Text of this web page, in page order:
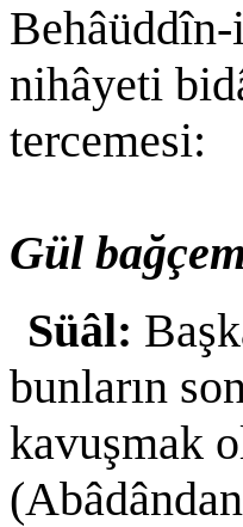
nihâyeti
tercemesi:
Gül
Süâl:
bunların
kavuşmak